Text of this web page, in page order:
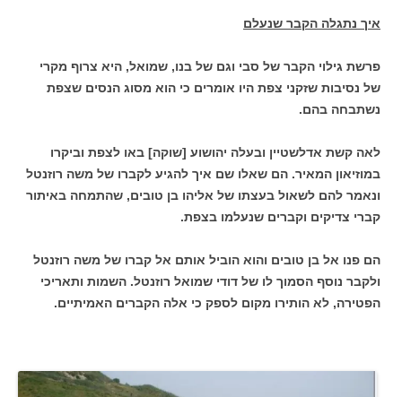
איך נתגלה הקבר שנעלם
פרשת גילוי הקבר של סבי וגם של בנו, שמואל, היא צרוף מקרי
של נסיבות שזקני צפת היו אומרים כי הוא מסוג הנסים שצפת
נשתבחה בהם.
לאה קשת אדלשטיין ובעלה יהושוע [שוקה] באו לצפת וביקרו
במוזיאון המאיר. הם שאלו שם איך להגיע לקברו של משה רוזנטל
ונאמר להם לשאול בעצתו של אליהו בן טובים, שהתמחה באיתור
קברי צדיקים וקברים שנעלמו בצפת.
הם פנו אל בן טובים והוא הוביל אותם אל קברו של משה רוזנטל
ולקבר נוסף הסמוך לו של דודי שמואל רוזנטל. השמות ותאריכי
הפטירה, לא הותירו מקום לספק כי אלה הקברים האמיתיים.